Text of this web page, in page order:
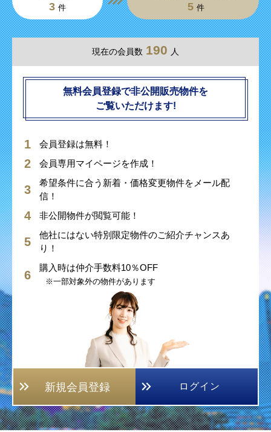
3 件 5 件
現在の会員数 190 人
無料会員登録で非公開販売物件を
ご覧いただけます!
会員登録は無料！
会員専用マイページを作成！
希望条件に合う新着・価格変更物件をメール配
信！
非公開物件が閲覧可能！
他社にはない特別限定物件のご紹介チャンスあ
り！
購入時は仲介手数料10％OFF
※一部対象外の物件があります
新規会員登録 ログイン